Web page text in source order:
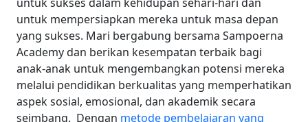
untuk sukses dalam kehidupan sehari-hari dan
untuk mempersiapkan mereka untuk masa depan
yang sukses. Mari bergabung bersama Sampoerna
Academy dan berikan kesempatan terbaik bagi
anak-anak untuk mengembangkan potensi mereka
melalui pendidikan berkualitas yang memperhatikan
aspek sosial, emosional, dan akademik secara
seimbang. Dengan metode pembelajaran yang